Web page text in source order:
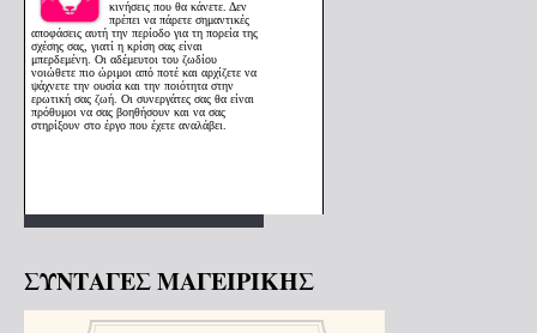
ΣΥΝΤΑΓΕΣ ΜΑΓΕΙΡΙΚΗΣ